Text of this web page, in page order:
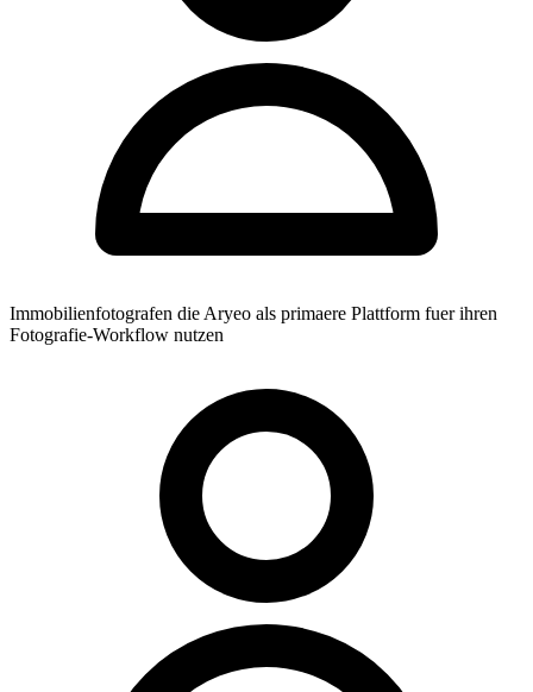
Immobilienfotografen die Aryeo als primaere Plattform fuer ihren
Fotografie-Workflow nutzen